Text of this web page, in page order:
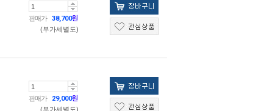
판매가 38,700원
(부가세별도)
판매가 29,000원
(부가세별도)